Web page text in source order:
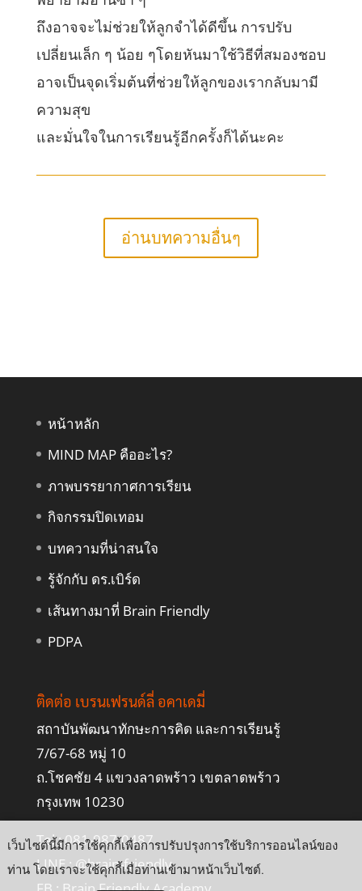
ถึงอาจจะไม่ช่วยให้ลูกจำได้ดีขึ้น การปรับ
เปลี่ยนเล็ก ๆ น้อย ๆโดยหันมาใช้วิธีที่สมองชอบ
อาจเป็นจุดเริ่มต้นที่ช่วยให้ลูกของเรากลับมามี
ความสุข
และมั่นใจในการเรียนรู้อีกครั้งก็ได้นะคะ
อ่านบทความอื่นๆ
หน้าหลัก
MIND MAP คืออะไร?
ภาพบรรยากาศการเรียน
กิจกรรมปิดเทอม
บทความที่น่าสนใจ
รู้จักกับ ดร.เบิร์ด
เส้นทางมาที่ Brain Friendly
PDPA
ติดต่อ เบรนเฟรนด์ลี่ อคาเดมี่
สถาบันพัฒนาทักษะการคิด และการเรียนรู้
7/67-68 หมู่ 10
ถ.โชคชัย 4 แขวงลาดพร้าว เขตลาดพร้าว
กรุงเทพ 10230
Tel : 081-987-0487
LINE :@brain-friendly
เว็บไซต์นี้มีการใช้คุกกี้เพื่อการปรับปรุงการใช้บริการออนไลน์ของ
ท่าน โดยเราจะใช้คุกกี้เมื่อท่านเข้ามาหน้าเว็บไซต์.